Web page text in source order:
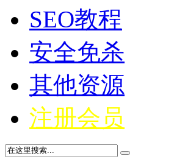
SEO教程
安全免杀
其他资源
注册会员